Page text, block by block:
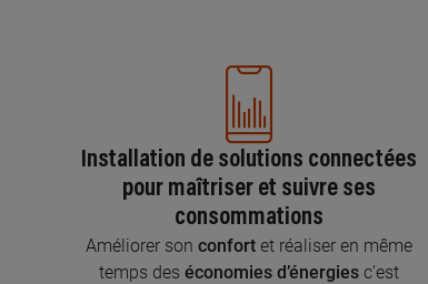
Installation de solutions connectées
pour maîtriser et suivre ses
consommations
Améliorer son confort et réaliser en même
temps des économies d’énergies c’est